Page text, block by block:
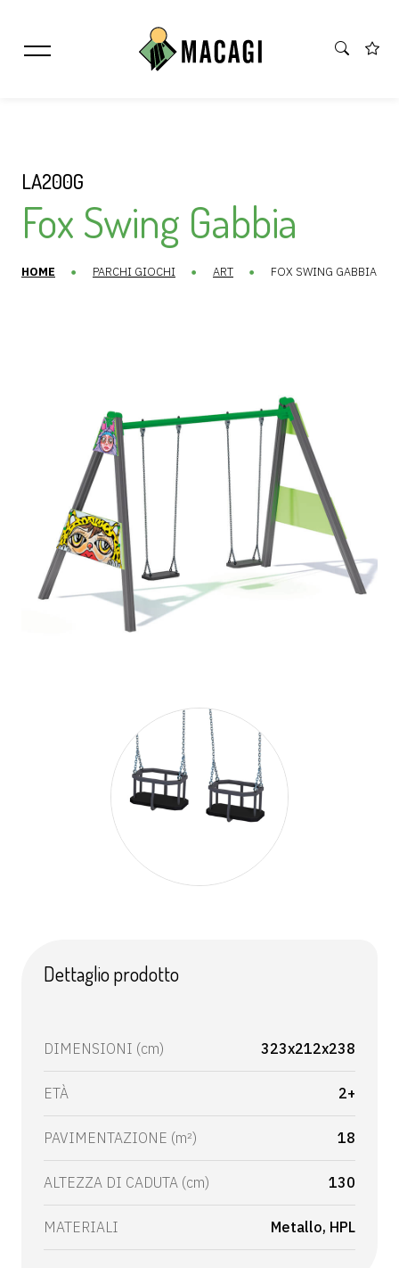
LA200G
Fox Swing Gabbia
HOME PARCHI GIOCHI ART FOX SWING GABBIA
Dettaglio prodotto
DIMENSIONI (cm) 323x212x238
ETÀ 2+
PAVIMENTAZIONE (m²) 18
ALTEZZA DI CADUTA (cm) 130
MATERIALI Metallo HPL